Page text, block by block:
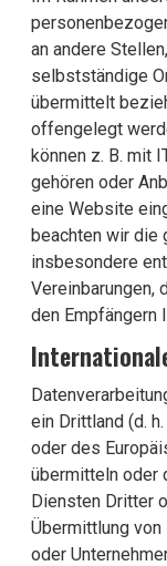
an andere
selbstständige
übermittelt
offengelegt
können z. B. mit
gehören oder
eine Website
beachten wir die
insbesondere
Vereinbarungen,
den Empfängern
ein Drittland (d.
oder des
übermitteln oder
Diensten Dritter
Übermittlung von
oder